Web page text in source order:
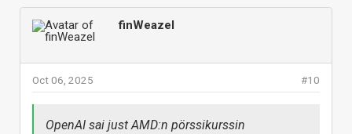
finWeazel
#10
Oct 06, 2025
OpenAI sai just AMD:n pörssikurssin